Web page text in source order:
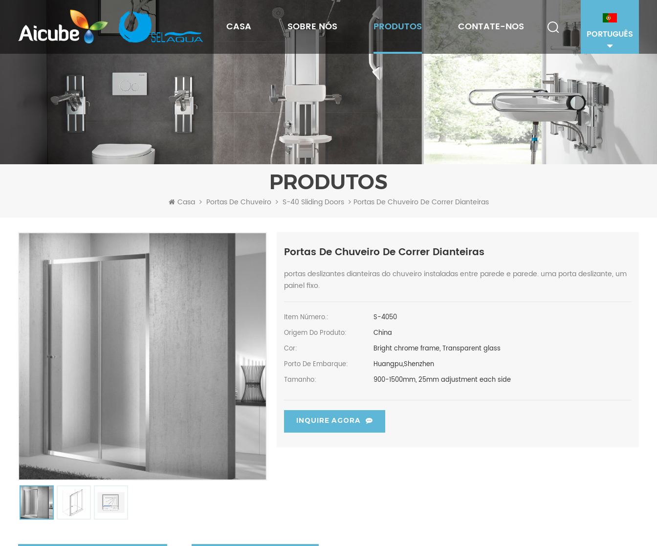
PORTUGUÊS
CASA SOBRE NÓS PRODUTOS CONTATE-NOS
PRODUTOS
Casa Portas De Chuveiro S-40 Sliding Doors Portas De Chuveiro De Correr Dianteiras
Portas De Chuveiro De Correr Dianteiras
portas deslizantes dianteiras do chuveiro instaladas entre parede e parede. uma porta deslizante, um
painel fixo.
Item Número.:
S-4050
Origem Do Produto:
China
Cor:
Bright chrome frame, Transparent glass
Porto De Embarque:
Huangpu,Shenzhen
Tamanho:
900-1500mm, 25mm adjustment each side
INQUIRE AGORA